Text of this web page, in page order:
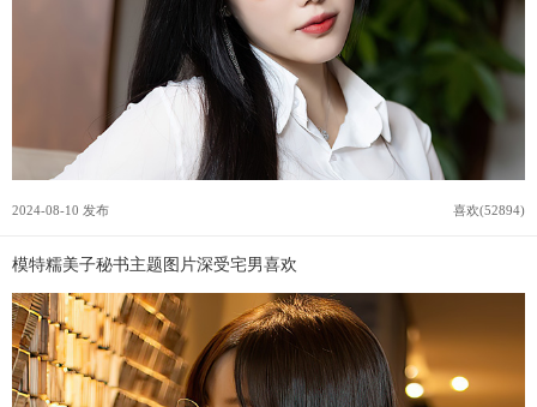
2024-08-10 发布 喜欢(52894)
模特糯美子秘书主题图片深受宅男喜欢